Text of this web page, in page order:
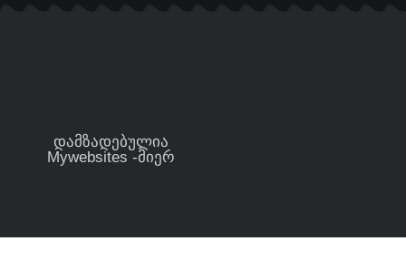
დამზადებულია
Mywebsites -მიერ